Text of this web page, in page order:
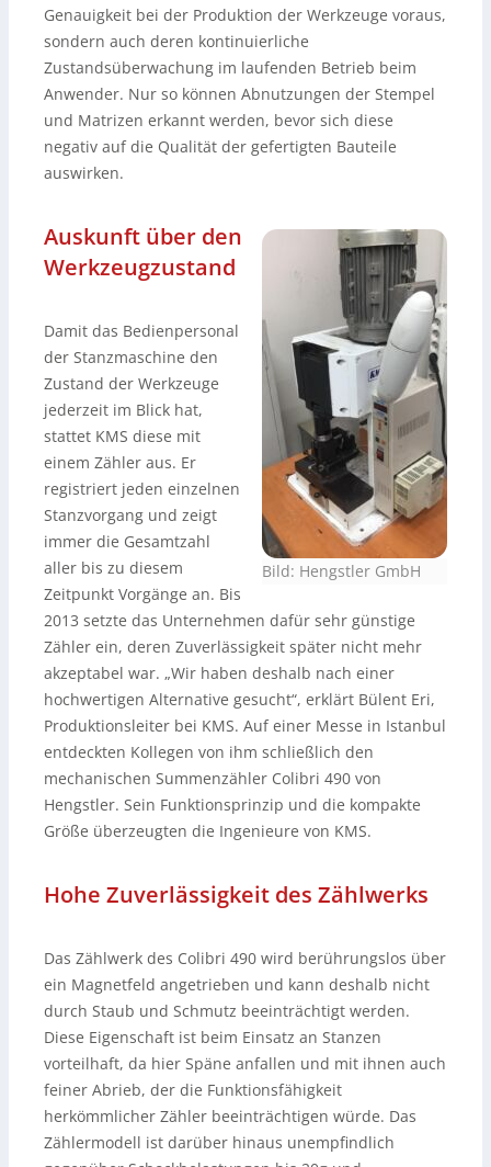
Genauigkeit bei der Produktion der Werkzeuge voraus,
sondern auch deren kontinuierliche
Zustandsüberwachung im laufenden Betrieb beim
Anwender. Nur so können Abnutzungen der Stempel
und Matrizen erkannt werden, bevor sich diese
negativ auf die Qualität der gefertigten Bauteile
auswirken.
Bild: Hengstler GmbH
Auskunft über den
Werkzeugzustand
Damit das Bedienpersonal
der Stanzmaschine den
Zustand der Werkzeuge
jederzeit im Blick hat,
stattet KMS diese mit
einem Zähler aus. Er
registriert jeden einzelnen
Stanzvorgang und zeigt
immer die Gesamtzahl
aller bis zu diesem
Zeitpunkt Vorgänge an. Bis
2013 setzte das Unternehmen dafür sehr günstige
Zähler ein, deren Zuverlässigkeit später nicht mehr
akzeptabel war. „Wir haben deshalb nach einer
hochwertigen Alternative gesucht“, erklärt Bülent Eri,
Produktionsleiter bei KMS. Auf einer Messe in Istanbul
entdeckten Kollegen von ihm schließlich den
mechanischen Summenzähler Colibri 490 von
Hengstler. Sein Funktionsprinzip und die kompakte
Größe überzeugten die Ingenieure von KMS.
Hohe Zuverlässigkeit des Zählwerks
Das Zählwerk des Colibri 490 wird berührungslos über
ein Magnetfeld angetrieben und kann deshalb nicht
durch Staub und Schmutz beeinträchtigt werden.
Diese Eigenschaft ist beim Einsatz an Stanzen
vorteilhaft, da hier Späne anfallen und mit ihnen auch
feiner Abrieb, der die Funktionsfähigkeit
herkömmlicher Zähler beeinträchtigen würde. Das
Zählermodell ist darüber hinaus unempfindlich